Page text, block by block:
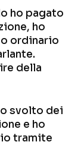
ho pagato
ho
ordinario
della
svolto dei
e ho
tramite